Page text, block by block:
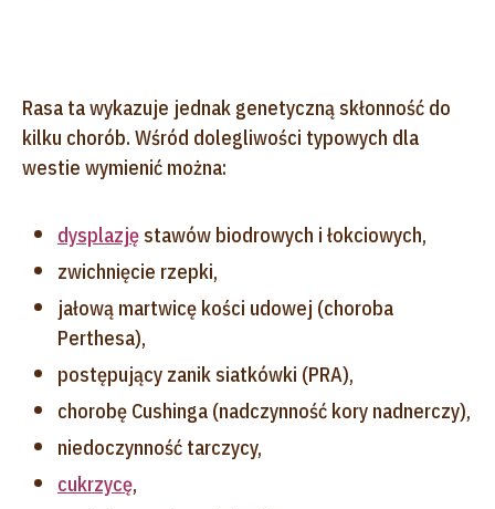
Rasa ta wykazuje jednak genetyczną skłonność do
kilku chorób. Wśród dolegliwości typowych dla
westie wymienić można:
dysplazję stawów biodrowych i łokciowych,
zwichnięcie rzepki,
jałową martwicę kości udowej (choroba
Perthesa),
postępujący zanik siatkówki (PRA),
chorobę Cushinga (nadczynność kory nadnerczy),
niedoczynność tarczycy,
cukrzycę,